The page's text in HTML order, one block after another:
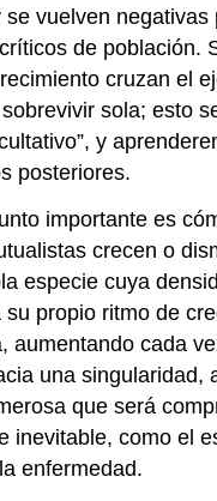
se vuelven negativas
de población.
cruzan el
sola; esto
y
posteriores.
importante es
crecen o
especie cuya
su propio ritmo de
aumentando cada
una singularidad,
que será
inevitable, como el
enfermedad.